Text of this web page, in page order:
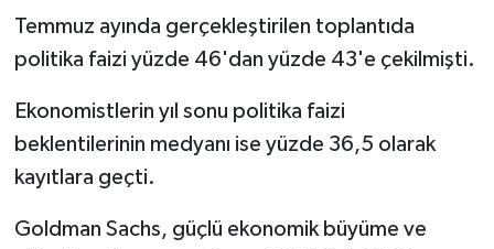
Temmuz ayında gerçekleştirilen toplantıda
politika faizi yüzde 46'dan yüzde 43'e çekilmişti.
Ekonomistlerin yıl sonu politika faizi
beklentilerinin medyanı ise yüzde 36,5 olarak
kayıtlara geçti.
Goldman Sachs, güçlü ekonomik büyüme ve